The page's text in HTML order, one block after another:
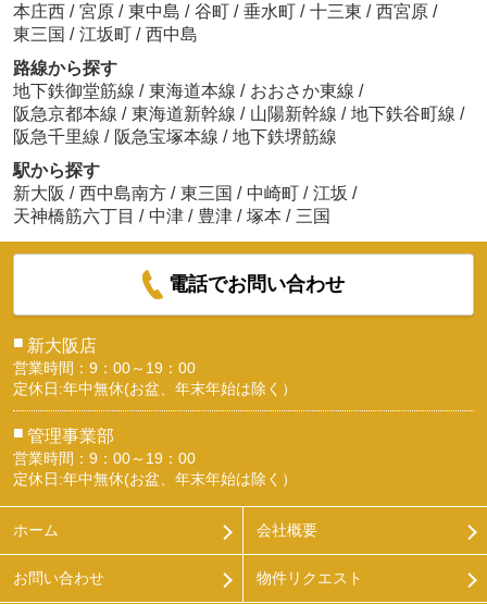
本庄西 / 宮原 / 東中島 / 谷町 / 垂水町 / 十三東 / 西宮原 /
東三国 / 江坂町 / 西中島
路線から探す
地下鉄御堂筋線 / 東海道本線 / おおさか東線 /
阪急京都本線 / 東海道新幹線 / 山陽新幹線 / 地下鉄谷町線 /
阪急千里線 / 阪急宝塚本線 / 地下鉄堺筋線
駅から探す
新大阪 / 西中島南方 / 東三国 / 中崎町 / 江坂 /
天神橋筋六丁目 / 中津 / 豊津 / 塚本 / 三国
電話でお問い合わせ
■ 新大阪店
営業時間：9：00～19：00
定休日:年中無休(お盆、年末年始は除く）
■ 管理事業部
営業時間：9：00～19：00
定休日:年中無休(お盆、年末年始は除く）
ホーム 会社概要
お問い合わせ 物件リクエスト